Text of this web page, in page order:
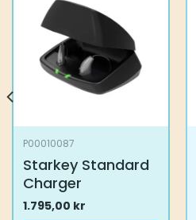
P00010087
Starkey Standard
Charger
1.795,00 kr